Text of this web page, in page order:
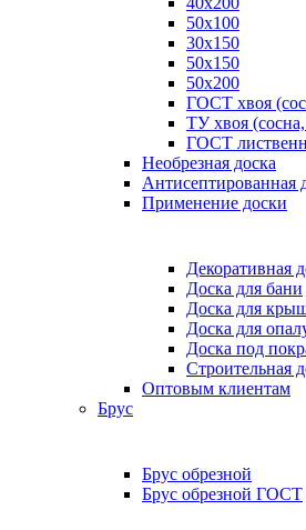
50х100
30х150
50х150
50х200
ГОСТ хвоя
ТУ хвоя
ГОСТ
Необрезная доска
Антисептированная
Применение доски
Декоративная
Доска для бани
Доска для
Доска для
Доска под
Строительная
Оптовым клиентам
Брус
Брус обрезной
Брус обрезной ГОСТ